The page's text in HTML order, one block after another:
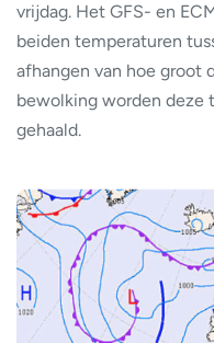
vrijdag. Het GFS- en
beiden temperaturen
afhangen van hoe groot
bewolking worden deze
gehaald.